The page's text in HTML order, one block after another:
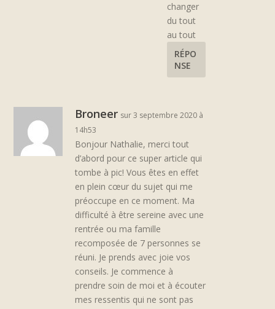
changer
du tout
au tout
RÉPO
NSE
Broneer sur 3 septembre 2020 à
14h53
Bonjour Nathalie, merci tout
d’abord pour ce super article qui
tombe à pic! Vous êtes en effet
en plein cœur du sujet qui me
préoccupe en ce moment. Ma
difficulté à être sereine avec une
rentrée ou ma famille
recomposée de 7 personnes se
réuni. Je prends avec joie vos
conseils. Je commence à
prendre soin de moi et à écouter
mes ressentis qui ne sont pas